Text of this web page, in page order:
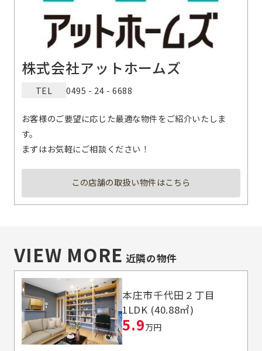
株式会社アットホームズ
TEL 0495 - 24 - 6688
お客様のご要望に応じた最適な物件をご紹介いたしま
す。
まずはお気軽にご相談ください！
この店舗の取扱い物件はこちら
VIEW MORE 近隣の物件
本庄市千代田２丁目
1LDK (40.88㎡)
5.9万円